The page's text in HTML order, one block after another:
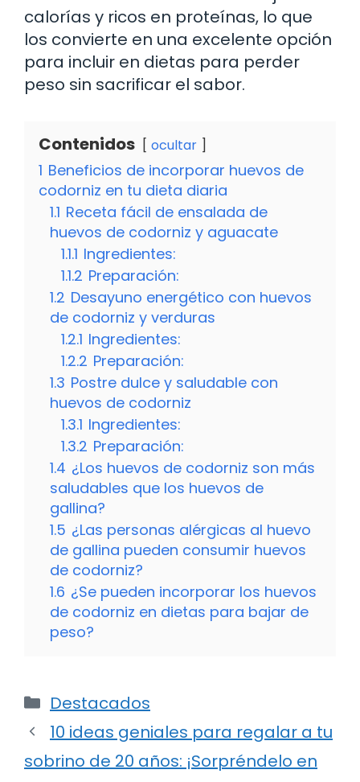
calorías y ricos en proteínas, lo que
los convierte en una excelente opción
para incluir en dietas para perder
peso sin sacrificar el sabor.
Contenidos ocultar
1 Beneficios de incorporar huevos de
codorniz en tu dieta diaria
1.1 Receta fácil de ensalada de
huevos de codorniz y aguacate
1.1.1 Ingredientes:
1.1.2 Preparación:
1.2 Desayuno energético con huevos
de codorniz y verduras
1.2.1 Ingredientes:
1.2.2 Preparación:
1.3 Postre dulce y saludable con
huevos de codorniz
1.3.1 Ingredientes:
1.3.2 Preparación:
1.4 ¿Los huevos de codorniz son más
saludables que los huevos de
gallina?
1.5 ¿Las personas alérgicas al huevo
de gallina pueden consumir huevos
de codorniz?
1.6 ¿Se pueden incorporar los huevos
de codorniz en dietas para bajar de
peso?
Categorías
Destacados
10 ideas geniales para regalar a tu
sobrino de 20 años: ¡Sorpréndelo en